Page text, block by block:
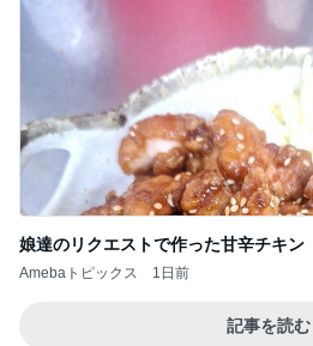
娘達のリクエストで作った甘辛チキン
Amebaトピックス 1日前
記事を読む